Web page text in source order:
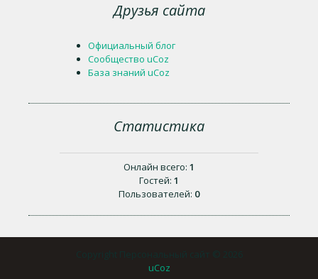
Друзья сайта
Официальный блог
Сообщество uCoz
База знаний uCoz
Статистика
Онлайн всего: 1
Гостей: 1
Пользователей: 0
uCoz